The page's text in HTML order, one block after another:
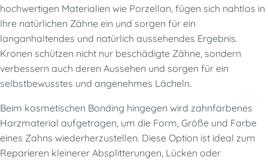
hochwertigen Materialien wie Porzellan, fügen sich nahtlos in
Ihre natürlichen Zähne ein und sorgen für ein
langanhaltendes und natürlich aussehendes Ergebnis.
Kronen schützen nicht nur beschädigte Zähne, sondern
verbessern auch deren Aussehen und sorgen für ein
selbstbewusstes und angenehmes Lächeln.
Beim kosmetischen Bonding hingegen wird zahnfarbenes
Harzmaterial aufgetragen, um die Form, Größe und Farbe
eines Zahns wiederherzustellen. Diese Option ist ideal zum
Reparieren kleinerer Absplitterungen, Lücken oder